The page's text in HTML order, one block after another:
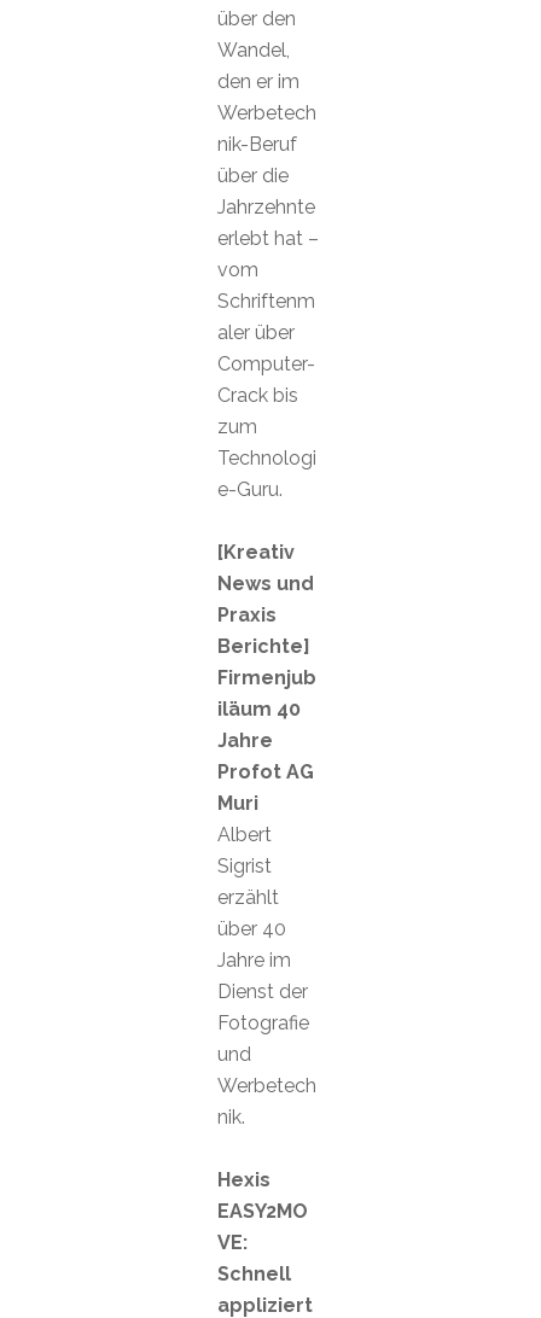
über den
Wandel,
den er im
Werbetech
nik-Beruf
über die
Jahrzehnte
erlebt hat –
vom
Schriftenm
aler über
Computer-
Crack bis
zum
Technologi
e-Guru.
[Kreativ
News und
Praxis
Berichte]
Firmenjub
iläum 40
Jahre
Profot AG
Muri
Albert
Sigrist
erzählt
über 40
Jahre im
Dienst der
Fotografie
und
Werbetech
nik.
Hexis
EASY2MO
VE:
Schnell
appliziert